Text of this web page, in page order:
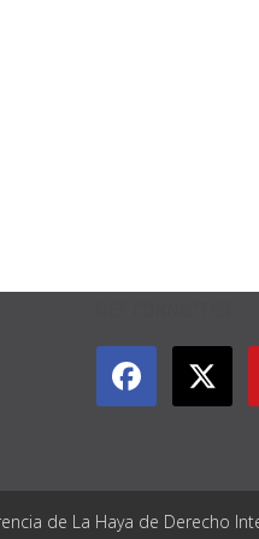
de La Haya de Derecho